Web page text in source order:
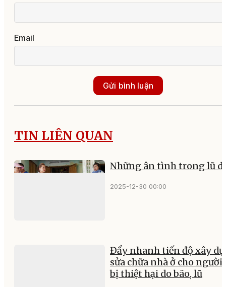
Email
Gửi bình luận
TIN LIÊN QUAN
Những ân tình trong lũ
2025-12-30 00:00
Đẩy nhanh tiến độ xây
sửa chữa nhà ở cho người
bị thiệt hại do bão, lũ